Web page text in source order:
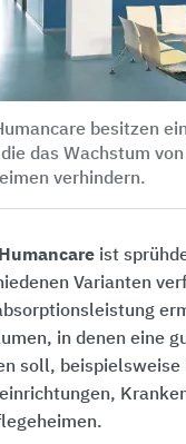
besitzen
das Wachstum
verhindern.
ist
Varianten
in denen eine
soll, beispielsweise